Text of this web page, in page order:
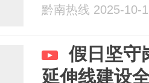
黔南热线 2025-10-
假日坚守
延伸线建设